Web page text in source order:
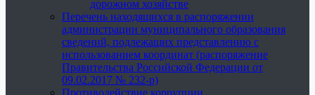
дорожном хозяйстве
Перечень находящихся в распоряжении
администрации муниципального образования
сведений, подлежащих представлению с
использованием координат (распоряжение
Правительства Российской Федерации от
09.02.2017 № 232-р)
Противодействие коррупции